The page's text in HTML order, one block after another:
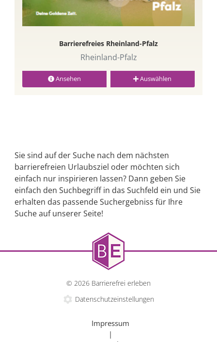
Barrierefreies Rheinland-Pfalz
Rheinland-Pfalz
Ansehen Auswählen
Sie sind auf der Suche nach dem nächsten
barrierefreien Urlaubsziel oder möchten sich
einfach nur inspirieren lassen? Dann geben Sie
einfach den Suchbegriff in das Suchfeld ein und Sie
erhalten das passende Suchergebniss für Ihre
Suche auf unserer Seite!
© 2026 Barrierefrei erleben
Datenschutzeinstellungen
Impressum
|